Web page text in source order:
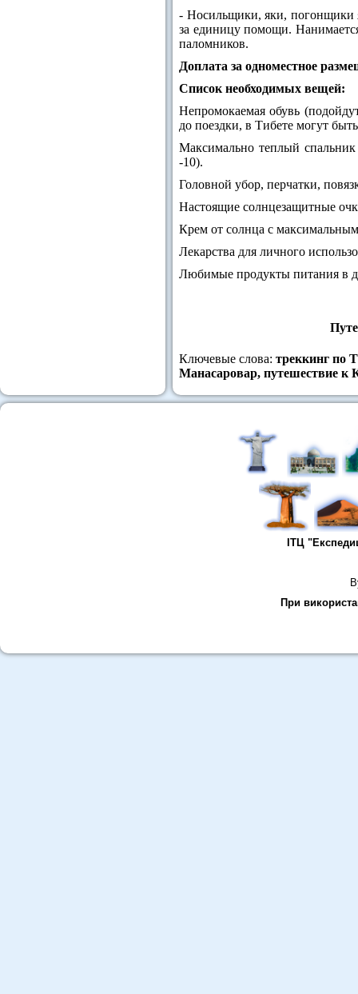
- Носильщики, яки, погонщики
за единицу помощи.
паломников.
Доплата за одноместное
Список необходимых вещей:
Непромокаемая обувь
до поездки, в Тибете могут
Максимально теплый
-10).
Головной убор, перчатки,
Настоящие солнцезащитные
Крем от солнца с
Лекарства для личного
Любимые продукты питания в
Ключевые слова: треккинг по
Манасаровар, путешествие к
ІТЦ
При